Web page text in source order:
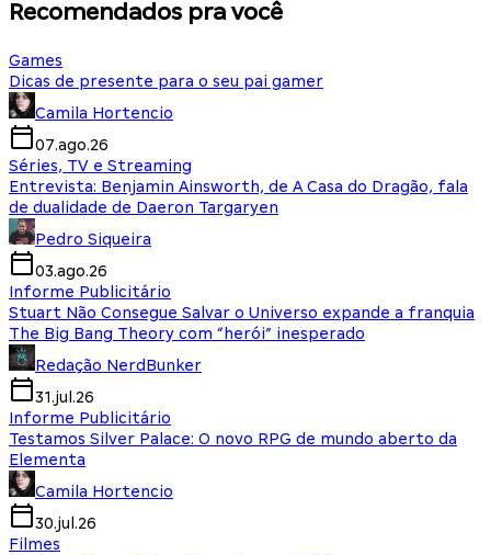
Recomendados pra você
Games
Dicas de presente para o seu pai gamer
Camila Hortencio
07.ago.26
Séries, TV e Streaming
Entrevista: Benjamin Ainsworth, de A Casa do Dragão, fala
de dualidade de Daeron Targaryen
Pedro Siqueira
03.ago.26
Informe Publicitário
Stuart Não Consegue Salvar o Universo expande a franquia
The Big Bang Theory com “herói” inesperado
Redação NerdBunker
31.jul.26
Informe Publicitário
Testamos Silver Palace: O novo RPG de mundo aberto da
Elementa
Camila Hortencio
30.jul.26
Filmes